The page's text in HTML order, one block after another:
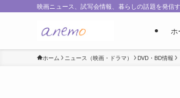
映画ニュース、試写会情報、暮らしの話題を発信
ホ
ホーム ニュース（映画・ドラマ） DVD・BD情報